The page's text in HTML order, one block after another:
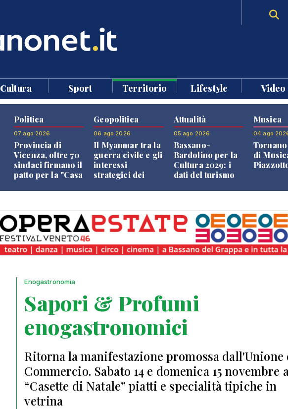
Cultura Sport Territorio Lifestyle Video
Politica
07 ago 2026
Provincia di
Vicenza, oltre 70
sindaci firmano il
patto per la "Casa
Geopolitica
06 ago 2026
Il Myanmar tra la
guerra civile e gli
interessi
strategici dei
Attualità
05 ago 2026
Bassano-
Bardolino per la
Cultura 2029: i
dati del turismo
Musica
04 ago
di
Enogastronomia
Sapori & Profumi
enogastronomici
Ritorna la manifestazione promossa dall'Unione
Commercio. Sabato 14 e domenica 15 novembre
“Casette di Natale” piatti e specialità tipiche in
vetrina